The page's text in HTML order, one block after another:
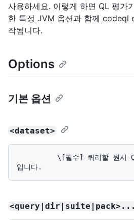
사용하세요. 이렇게 하면 QL 평가
한 특정 JVM 옵션과 함께 codeql
작됩니다.
Options
기본 옵션
<dataset>
<query|dir|suite|pack>...